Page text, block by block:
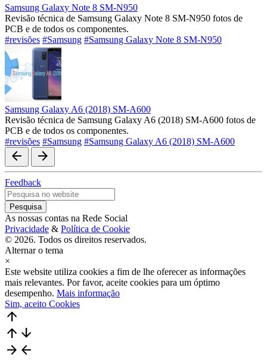
Samsung Galaxy Note 8 SM-N950
Revisão técnica de Samsung Galaxy Note 8 SM-N950 fotos de
PCB e de todos os componentes.
#revisões #Samsung #Samsung Galaxy Note 8 SM-N950
Samsung Galaxy A6 (2018) SM-A600
Revisão técnica de Samsung Galaxy A6 (2018) SM-A600 fotos de
PCB e de todos os componentes.
#revisões #Samsung #Samsung Galaxy A6 (2018) SM-A600
arrow_back arrow_forward
Feedback
As nossas contas na Rede Social
Privacidade & Política de Cookie
© 2026. Todos os direitos reservados.
Alternar o tema
×
Este website utiliza cookies a fim de lhe oferecer as informações
mais relevantes. Por favor, aceite cookies para um óptimo
desempenho. Mais informação
Sim, aceito Cookies
arrow_upward
arrow_upward arrow_downward
arrow_forward arrow_back